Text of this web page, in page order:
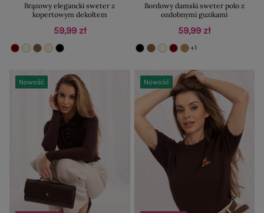
Brązowy elegancki sweter z
kopertowym dekoltem
59,99 zł
Bordowy damski sweter polo z
ozdobnymi guzikami
59,99 zł
+1
Nowość Nowość